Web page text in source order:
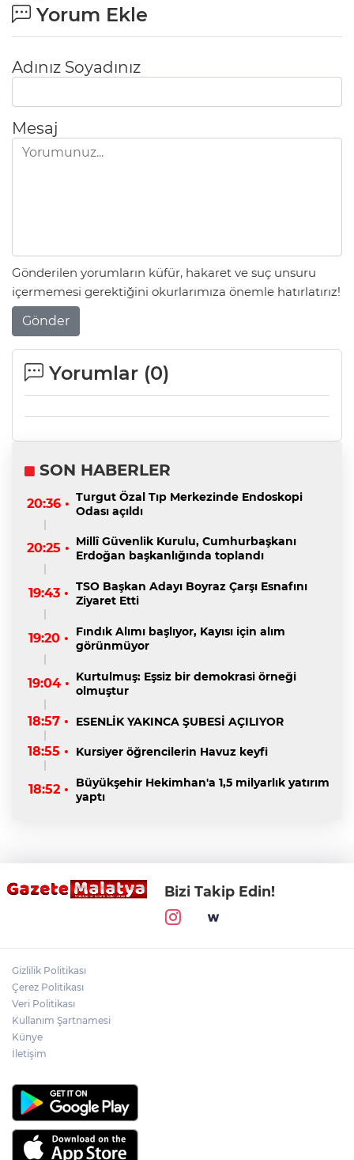
Yorum Ekle
Adınız Soyadınız
Mesaj
Gönderilen yorumların küfür, hakaret ve suç unsuru
içermemesi gerektiğini okurlarımıza önemle hatırlatırız!
Gönder
Yorumlar (0)
SON HABERLER
20:36 • Turgut Özal Tıp Merkezinde Endoskopi
Odası açıldı
20:25 • Millî Güvenlik Kurulu, Cumhurbaşkanı
Erdoğan başkanlığında toplandı
19:43 • TSO Başkan Adayı Boyraz Çarşı Esnafını
Ziyaret Etti
19:20 •
Fındık Alımı başlıyor, Kayısı için alım
görünmüyor
19:04 • Kurtulmuş: Eşsiz bir demokrasi örneği
olmuştur
18:57 • ESENLİK YAKINCA ŞUBESİ AÇILIYOR
18:55 • Kursiyer öğrencilerin Havuz keyfi
18:52 •
Büyükşehir Hekimhan'a 1,5 milyarlık yatırım
yaptı
Bizi Takip Edin!
Gizlilik Politikası
Çerez Politikası
Veri Politikası
Kullanım Şartnamesi
Künye
İletişim